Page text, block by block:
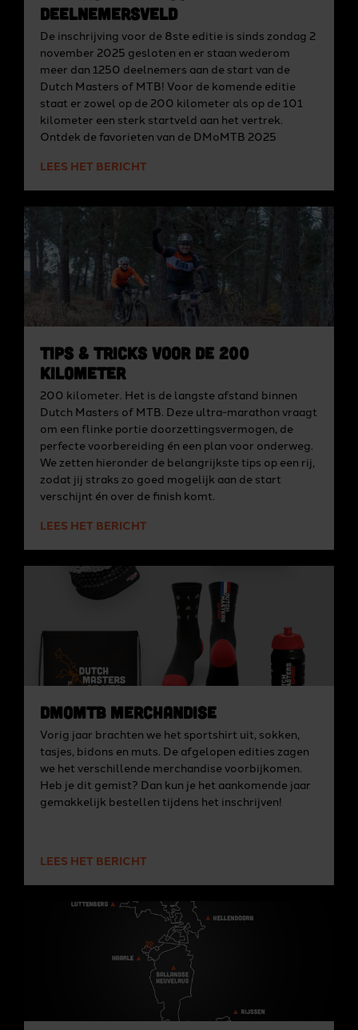
deelnemersveld
De inschrijving voor de 8ste editie is sinds zondag 2
november 2025 gesloten en er staan wederom
meer dan 1250 deelnemers aan de start van de
Dutch Masters of MTB! Voor de komende editie
staat er zowel op de 200 kilometer als op de 101
kilometer een sterk startveld aan het vertrek.
Ontdek de favorieten van de DMoMTB 2025
LEES HET BERICHT
Tips & tricks voor de 200
kilometer
200 kilometer. Het is de langste afstand binnen
Dutch Masters of MTB. Deze ultra-marathon vraagt
om een flinke portie doorzettingsvermogen, de
perfecte voorbereiding én een plan voor onderweg.
We zetten hieronder de belangrijkste tips op een rij,
zodat jij straks zo goed mogelijk aan de start
verschijnt én over de finish komt.
LEES HET BERICHT
DMoMTB Merchandise
Vorig jaar brachten we het sportshirt uit, sokken,
tasjes, bidons en muts. De afgelopen edities zagen
we het verschillende merchandise voorbijkomen.
Heb je dit gemist? Dan kun je het aankomende jaar
gemakkelijk bestellen tijdens het inschrijven!
LEES HET BERICHT